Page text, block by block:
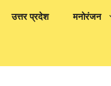
उत्तर प्रदेश मनोरंजन